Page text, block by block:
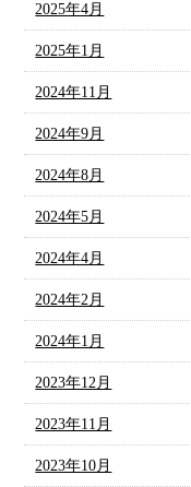
2025年4月
2025年1月
2024年11月
2024年9月
2024年8月
2024年5月
2024年4月
2024年2月
2024年1月
2023年12月
2023年11月
2023年10月